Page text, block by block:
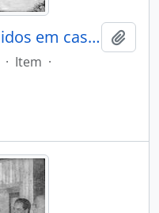
Grupo de médicos reunidos em casa do Dr. António Duarte Teixeira da Silva
· Item ·